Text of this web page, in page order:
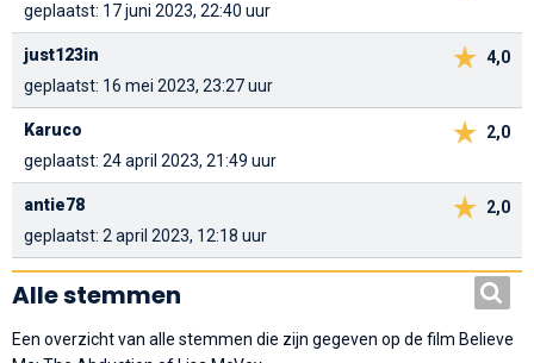
geplaatst: 17 juni 2023, 22:40 uur
4,0
just123in
geplaatst: 16 mei 2023, 23:27 uur
2,0
Karuco
geplaatst: 24 april 2023, 21:49 uur
2,0
antie78
geplaatst: 2 april 2023, 12:18 uur
Alle stemmen
Een overzicht van alle stemmen die zijn gegeven op de film Believe